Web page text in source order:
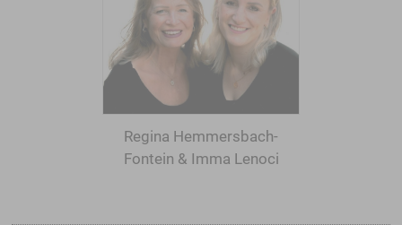
Regina Hemmersbach-
Fontein & Imma Lenoci